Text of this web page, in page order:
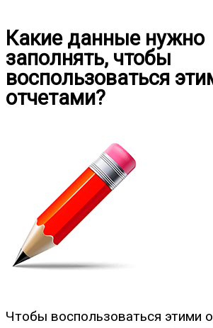
Какие данные нужно
заполнять, чтобы
воспользоваться
отчетами?
Чтобы воспользоваться этими